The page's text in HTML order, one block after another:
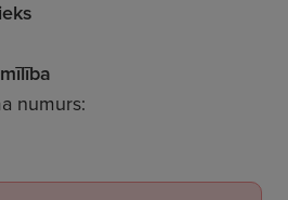
numurs: